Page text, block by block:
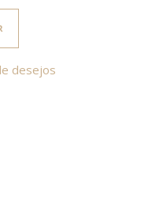
desejos